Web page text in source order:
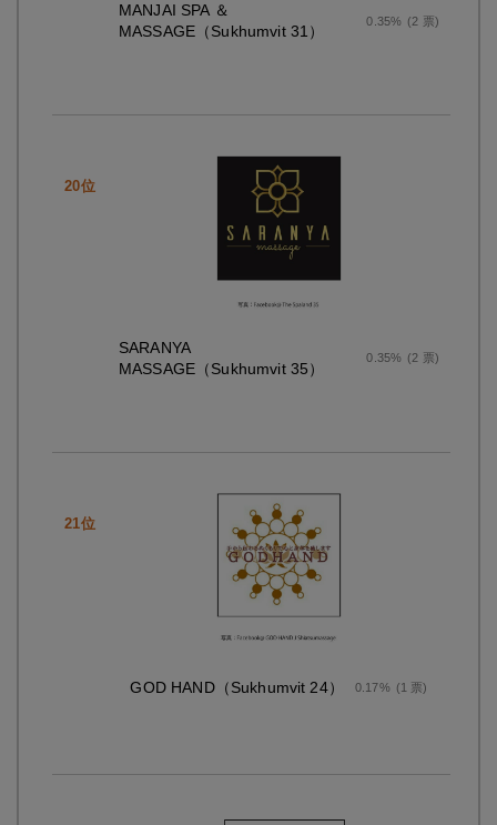
MANJAI SPA ＆
MASSAGE（Sukhumvit 31）
0.35% (2 票)
SARANYA
MASSAGE（Sukhumvit 35）
0.35% (2 票)
GOD HAND（Sukhumvit 24） 0.17% (1 票)